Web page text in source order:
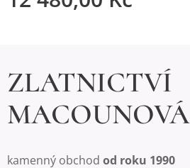
ZLATNICTVÍ
MACOUNOVÁ
kamenný obchod od roku 1990